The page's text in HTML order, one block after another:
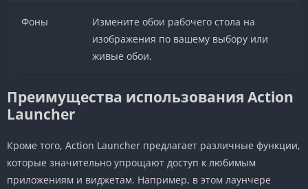
Фоны
Измените обои рабочего стола на
изображения по вашему выбору или
живые обои.
Преимущества использования Action
Launcher
Кроме того, Action Launcher предлагает различные функции,
которые значительно упрощают доступ к любимым
приложениям и виджетам. Например, в этом лаунчере